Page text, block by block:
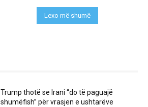
Lexo më shumë
Trump thotë se Irani “do të paguajë
shumëfish” për vrasjen e ushtarëve